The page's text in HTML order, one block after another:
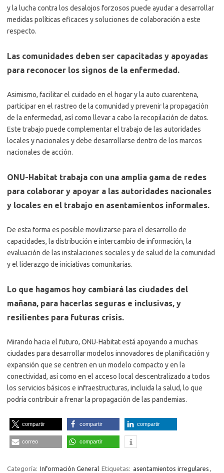
y la lucha contra los desalojos forzosos puede ayudar a desarrollar
medidas políticas eficaces y soluciones de colaboración a este
respecto.
Las comunidades deben ser capacitadas y apoyadas
para reconocer los signos de la enfermedad.
Asimismo, facilitar el cuidado en el hogar y la auto cuarentena,
participar en el rastreo de la comunidad y prevenir la propagación
de la enfermedad, así como llevar a cabo la recopilación de datos.
Este trabajo puede complementar el trabajo de las autoridades
locales y nacionales y debe desarrollarse dentro de los marcos
nacionales de acción.
ONU-Habitat trabaja con una amplia gama de redes
para colaborar y apoyar a las autoridades nacionales
y locales en el trabajo en asentamientos informales.
De esta forma es posible movilizarse para el desarrollo de
capacidades, la distribución e intercambio de información, la
evaluación de las instalaciones sociales y de salud de la comunidad
y el liderazgo de iniciativas comunitarias.
Lo que hagamos hoy cambiará las ciudades del
mañana, para hacerlas seguras e inclusivas, y
resilientes para futuras crisis.
Mirando hacia el futuro, ONU-Habitat está apoyando a muchas
ciudades para desarrollar modelos innovadores de planificación y
expansión que se centren en un modelo compacto y en la
conectividad, así como en el acceso local descentralizado a todos
los servicios básicos e infraestructuras, incluida la salud, lo que
podría contribuir a frenar la propagación de las pandemias.
compartir compartir compartir
correo compartir
Categoría: Información General Etiquetas: asentamientos irregulares ,